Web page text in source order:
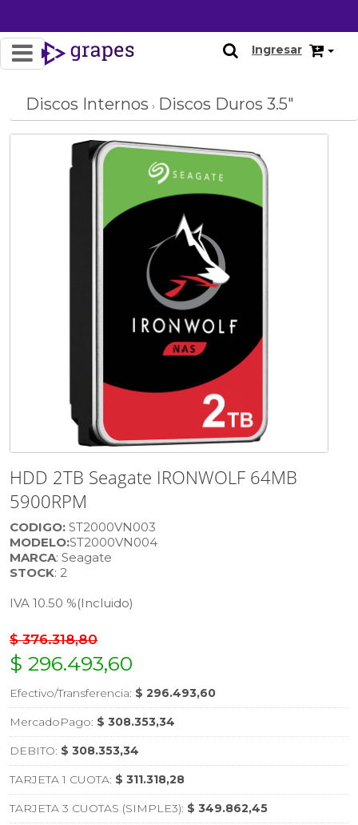
Ingresar
Discos Internos › Discos Duros 3.5"
HDD 2TB Seagate IRONWOLF 64MB
5900RPM
CODIGO: ST2000VN003
MODELO:ST2000VN004
MARCA: Seagate
STOCK: 2
IVA 10.50 %(Incluido)
$ 376.318,80
$ 296.493,60
Efectivo/Transferencia: $ 296.493,60
MercadoPago: $ 308.353,34
DEBITO: $ 308.353,34
TARJETA 1 CUOTA: $ 311.318,28
TARJETA 3 CUOTAS (SIMPLE3): $ 349.862,45